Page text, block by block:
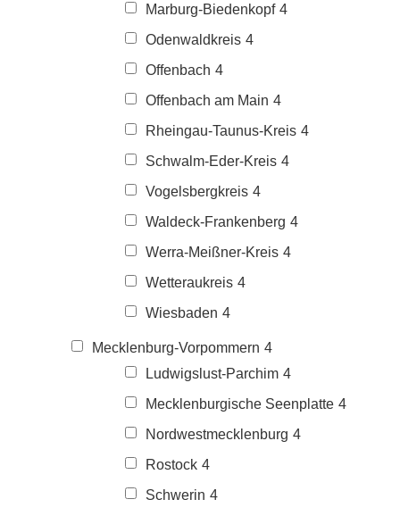
Marburg-Biedenkopf 4
Odenwaldkreis 4
Offenbach 4
Offenbach am Main 4
Rheingau-Taunus-Kreis 4
Schwalm-Eder-Kreis 4
Vogelsbergkreis 4
Waldeck-Frankenberg 4
Werra-Meißner-Kreis 4
Wetteraukreis 4
Wiesbaden 4
Mecklenburg-Vorpommern 4
Ludwigslust-Parchim 4
Mecklenburgische Seenplatte 4
Nordwestmecklenburg 4
Rostock 4
Schwerin 4